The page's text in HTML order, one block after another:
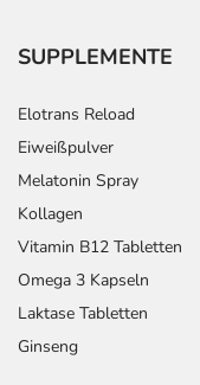
SUPPLEMENTE
Elotrans Reload
Eiweißpulver
Melatonin Spray
Kollagen
Vitamin B12 Tabletten
Omega 3 Kapseln
Laktase Tabletten
Ginseng